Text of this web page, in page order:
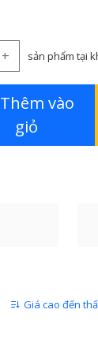
+ sản phẩm tại
Thêm vào
giỏ
Giá cao đến